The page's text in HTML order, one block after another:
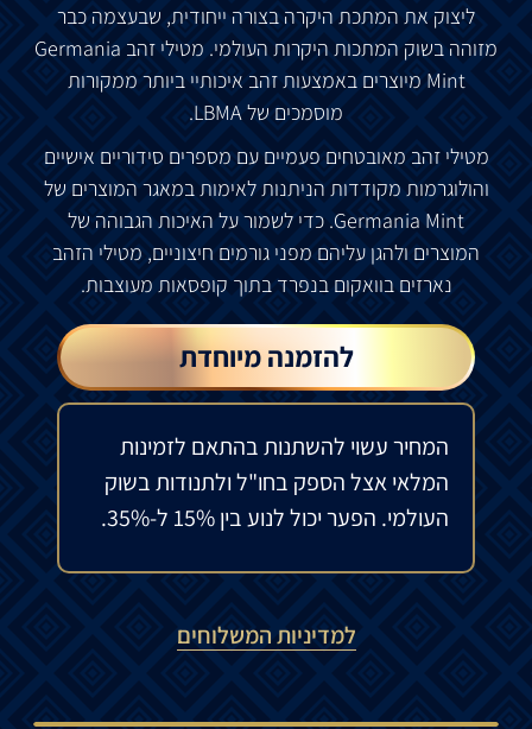
ליצוק את המתכת היקרה בצורה ייחודית, שבעצמה כבר
מזוהה בשוק המתכות היקרות העולמי. מטילי זהב Germania
Mint מיוצרים באמצעותזהב איכותיי ביותר ממקורות
מוסמכים שלLBMA.
מטילי זהב מאובטחים פעמיים עם מספרים סידוריים אישיים
והולוגרמות מקודדות הניתנותלאימותבמאגר המוצרים של
Germania Mint. כדי לשמורעל האיכות הגבוהה של
המוצרים ולהגן עליהם מפני גורמים חיצוניים, מטילי הזהב
נארזים בוואקום בנפרד בתוך קופסאות מעוצבות.
להזמנה מיוחדת
המחיר עשוי להשתנות בהתאם לזמינות
המלאי אצל הספק בחו"ל ולתנודות בשוק
העולמי. הפער יכול לנוע בין 15% ל-35%.
למדיניות המשלוחים